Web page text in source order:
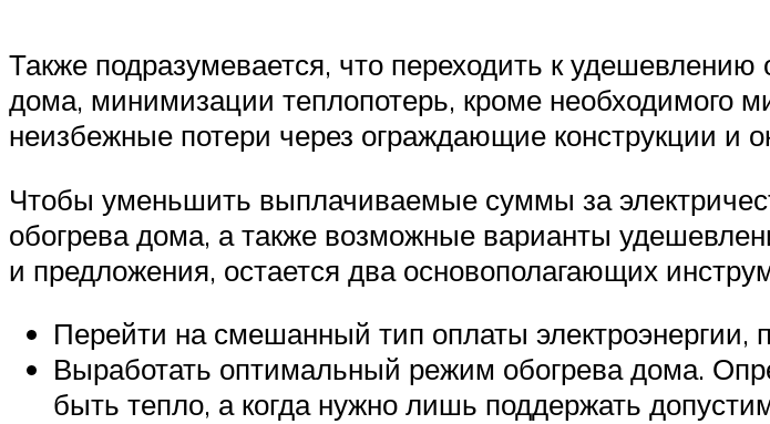
Также подразумевается, что переходить к
дома, минимизации теплопотерь, кроме необходимого
неизбежные потери через ограждающие конструкции и
Чтобы уменьшить выплачиваемые суммы за
обогрева дома, а также возможные варианты
и предложения, остается два основополагающих
Перейти на смешанный тип оплаты
Выработать оптимальный режим обогрева дома.
быть тепло, а когда нужно лишь поддержать